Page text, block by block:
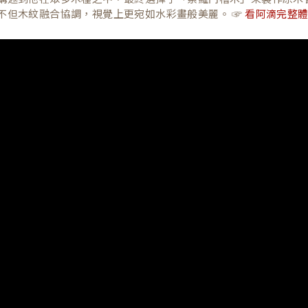
但木紋融合協調，視覺上更宛如水彩畫般美麗。 ☞看阿滴完整